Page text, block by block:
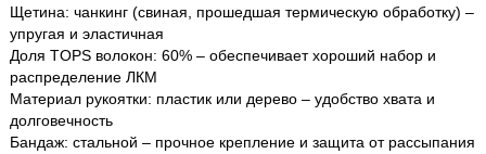
Щетина: чанкинг (свиная, прошедшая термическую обработку) –
упругая и эластичная
Доля TOPS волокон: 60% – обеспечивает хороший набор и
распределение ЛКМ
Материал рукоятки: пластик или дерево – удобство хвата и
долговечность
Бандаж: стальной – прочное крепление и защита от рассыпания